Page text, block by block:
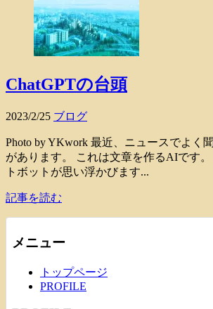
ChatGPTの台頭
2023/2/25 ブログ
Photo by YKwork 最近、ニュースでよく
があります。 これは文章を作るAIです
トボットが思い浮かびます...
記事を読む
メニュー
トップページ
PROFILE